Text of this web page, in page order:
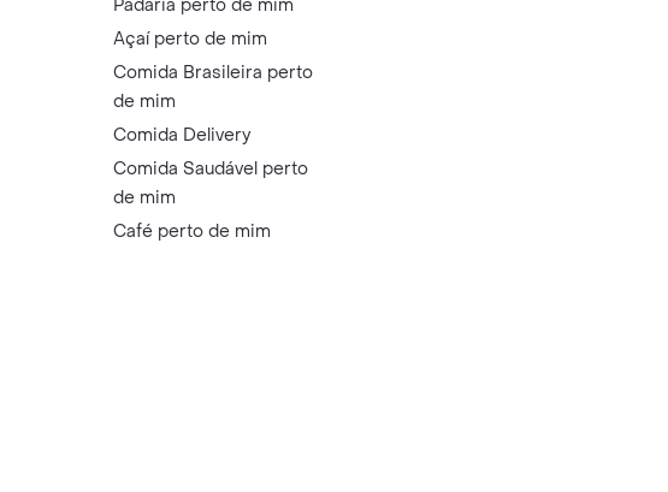
Padaria perto de mim
Açaí perto de mim
Comida Brasileira perto
de mim
Comida Delivery
Comida Saudável perto
de mim
Café perto de mim